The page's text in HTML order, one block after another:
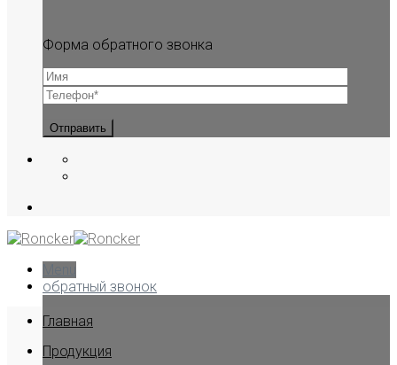
Форма обратного звонка
обратный звонок
Главная
Продукция